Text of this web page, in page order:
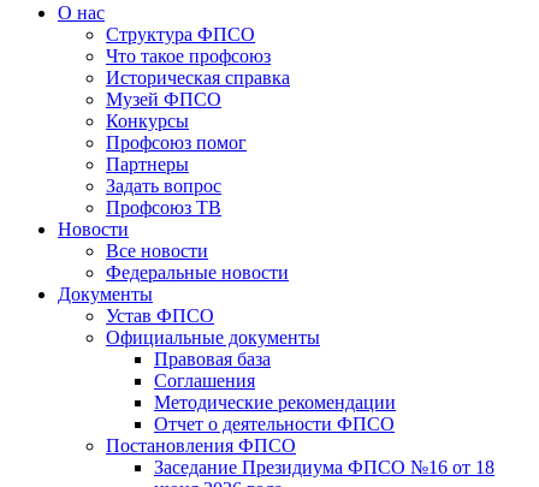
О нас
Структура ФПСО
Что такое профсоюз
Историческая справка
Музей ФПСО
Конкурсы
Профсоюз помог
Партнеры
Задать вопрос
Профсоюз ТВ
Новости
Все новости
Федеральные новости
Документы
Устав ФПСО
Официальные документы
Правовая база
Соглашения
Методические рекомендации
Отчет о деятельности ФПСО
Постановления ФПСО
Заседание Президиума ФПСО №16 от 18